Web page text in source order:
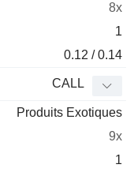
8x
1
0.12 / 0.14
CALL
Produits Exotiques
9x
1